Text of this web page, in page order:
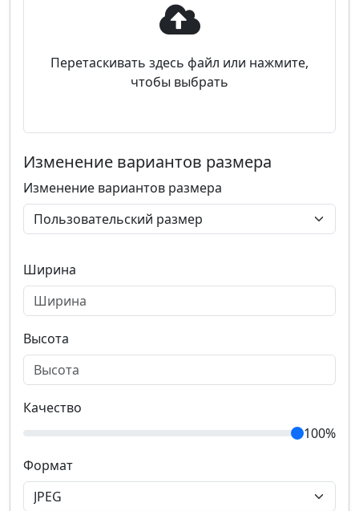
Перетаскивать здесь файл или нажмите,
чтобы выбрать
Изменение вариантов размера
Изменение вариантов размера
Ширина
Высота
Качество
100%
Формат